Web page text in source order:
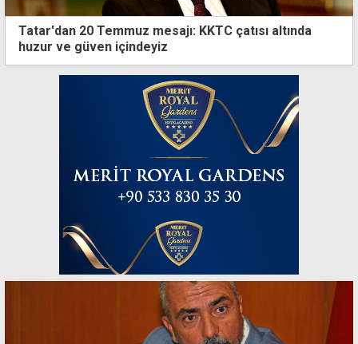
Tatar'dan 20 Temmuz mesajı: KKTC çatısı altında
huzur ve güven içindeyiz